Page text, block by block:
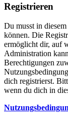
Registrieren
Du musst in
können. Die
ermöglicht dir, auf
Administration
Berechtigungen
dich registrierst.
wenn du dich in